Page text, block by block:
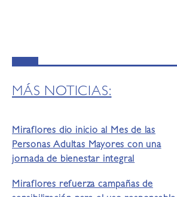
MÁS NOTICIAS:
Miraflores dio inicio al Mes de las
Personas Adultas Mayores con una
jornada de bienestar integral
Miraflores refuerza campañas de